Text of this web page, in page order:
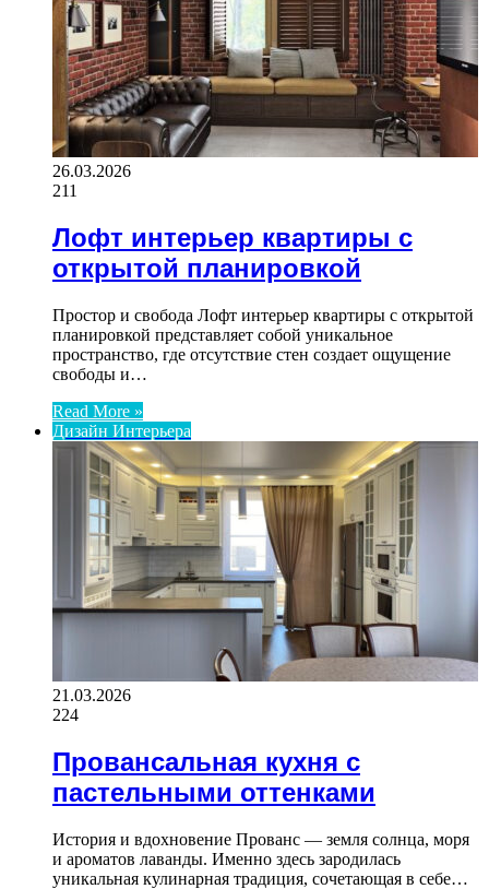
26.03.2026
211
Лофт интерьер квартиры с
открытой планировкой
Простор и свобода Лофт интерьер квартиры с открытой
планировкой представляет собой уникальное
пространство, где отсутствие стен создает ощущение
свободы и…
Read More »
Дизайн Интерьера
21.03.2026
224
Провансальная кухня с
пастельными оттенками
История и вдохновение Прованс — земля солнца, моря
и ароматов лаванды. Именно здесь зародилась
уникальная кулинарная традиция, сочетающая в себе…